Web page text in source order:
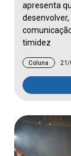
apresenta
timidez
Coluna 21/